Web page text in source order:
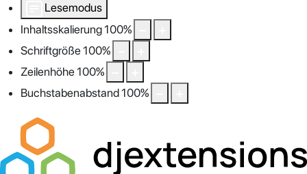
Lesemodus
Inhaltsskalierung100%
Schriftgröße100%
Zeilenhöhe100%
Buchstabenabstand100%